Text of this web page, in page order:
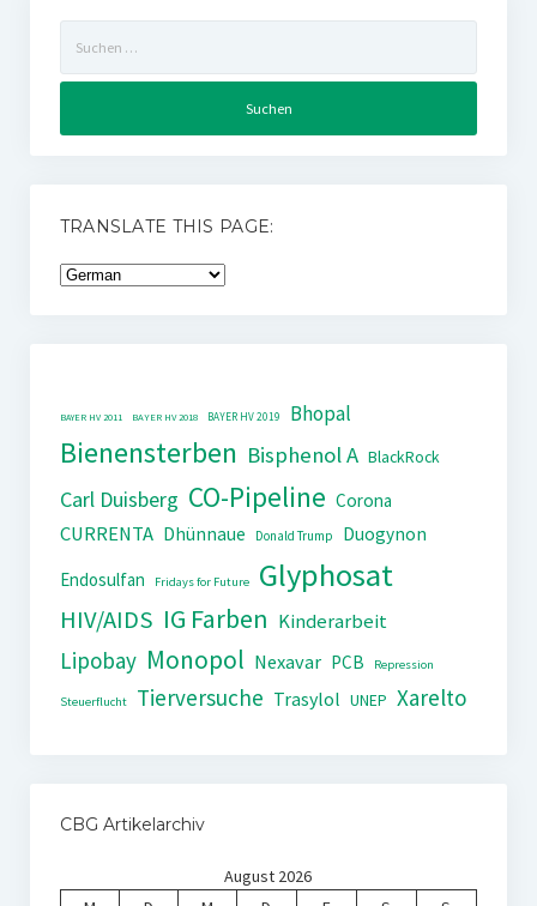
nach:
TRANSLATE THIS PAGE:
BAYER HV 2011 BAYER HV 2018 BAYER HV 2019 Bhopal
Bienensterben Bisphenol A BlackRock
Carl Duisberg CO-Pipeline Corona
CURRENTA Dhünnaue Donald Trump
Duogynon
Endosulfan
Fridays for Future Glyphosat
HIV/AIDS IG Farben Kinderarbeit
Lipobay Monopol Nexavar PCB Repression
Steuerflucht Tierversuche Trasylol UNEP Xarelto
CBG Artikelarchiv
August 2026